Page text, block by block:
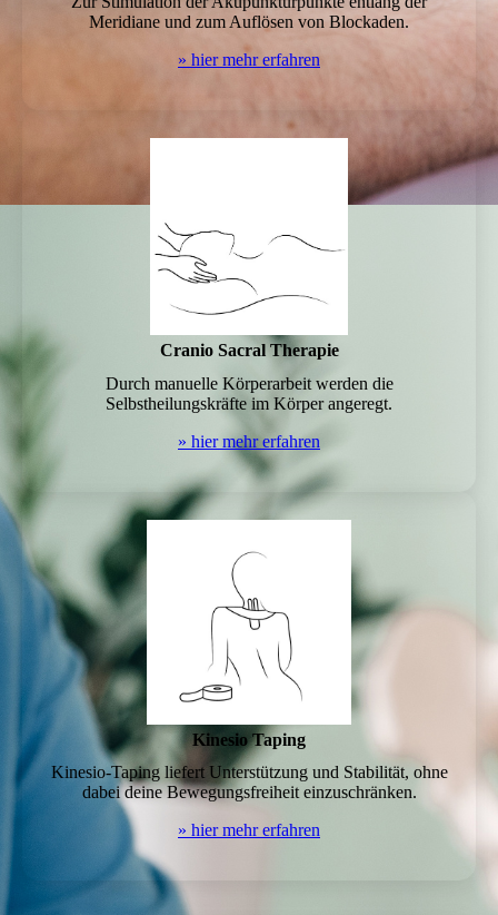
Meridiane und zum Auflösen von Blockaden.
» hier mehr erfahren
Cranio Sacral Therapie
Durch manuelle Körperarbeit werden die
Selbstheilungskräfte im Körper angeregt.
» hier mehr erfahren
Kinesio Taping
Kinesio-Taping liefert Unterstützung und Stabilität, ohne
dabei deine Bewegungsfreiheit einzuschränken.
» hier mehr erfahren